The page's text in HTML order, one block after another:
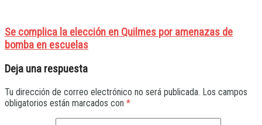
Se complica la elección en Quilmes por amenazas de
bomba en escuelas
Deja una respuesta
Tu dirección de correo electrónico no será publicada. Los campos
obligatorios están marcados con *